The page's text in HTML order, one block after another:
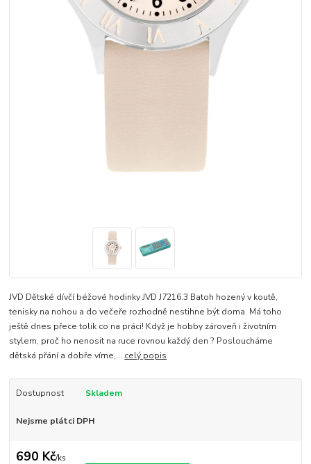
JVD Dětské dívčí béžové hodinky JVD J7216.3 Batoh hozený v koutě,
tenisky na nohou a do večeře rozhodně nestihne být doma. Má toho
ještě dnes přece tolik co na práci! Když je hobby zároveň i životním
stylem, proč ho nenosit na ruce rovnou každý den ? Posloucháme
dětská přání a dobře víme,... celý popis
Dostupnost Skladem
Nejsme plátci DPH
690 Kč/ks